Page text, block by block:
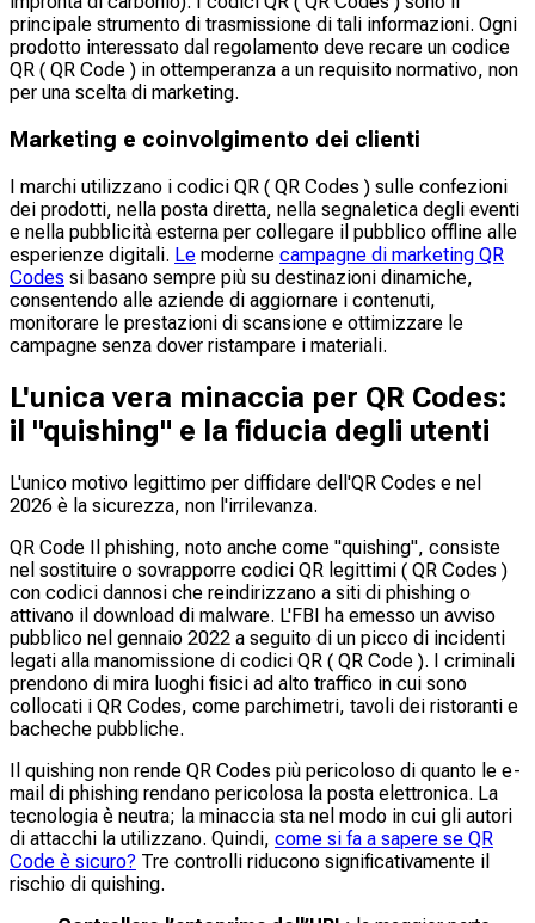
principale strumento di trasmissione di tali informazioni. Ogni
prodotto interessato dal regolamento deve recare un codice
QR ( QR Code ) in ottemperanza a un requisito normativo, non
per una scelta di marketing.
Marketing e coinvolgimento dei clienti
I marchi utilizzano i codici QR ( QR Codes ) sulle confezioni
dei prodotti, nella posta diretta, nella segnaletica degli eventi
e nella pubblicità esterna per collegare il pubblico offline alle
esperienze digitali. Le moderne campagne di marketing QR
Codes si basano sempre più su destinazioni dinamiche,
consentendo alle aziende di aggiornare i contenuti,
monitorare le prestazioni di scansione e ottimizzare le
campagne senza dover ristampare i materiali.
L'unica vera minaccia per QR Codes:
il "quishing" e la fiducia degli utenti
L'unico motivo legittimo per diffidare dell'QR Codes e nel
2026 è la sicurezza, non l'irrilevanza.
QR Code Il phishing, noto anche come "quishing", consiste
nel sostituire o sovrapporre codici QR legittimi ( QR Codes )
con codici dannosi che reindirizzano a siti di phishing o
attivano il download di malware. L'FBI ha emesso un avviso
pubblico nel gennaio 2022 a seguito di un picco di incidenti
legati alla manomissione di codici QR ( QR Code ). I criminali
prendono di mira luoghi fisici ad alto traffico in cui sono
collocati i QR Codes, come parchimetri, tavoli dei ristoranti e
bacheche pubbliche.
Il quishing non rende QR Codes più pericoloso di quanto le e-
mail di phishing rendano pericolosa la posta elettronica. La
tecnologia è neutra; la minaccia sta nel modo in cui gli autori
di attacchi la utilizzano. Quindi, come si fa a sapere se QR
Code è sicuro? Tre controlli riducono significativamente il
rischio di quishing.